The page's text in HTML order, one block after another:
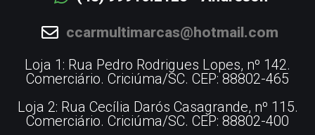
ccarmultimarcas@hotmail.com
Loja 1: Rua Pedro Rodrigues Lopes, nº 142.
Comerciário. Criciúma/SC. CEP: 88802-465
Loja 2: Rua Cecília Darós Casagrande, nº 115.
Comerciário. Criciúma/SC. CEP: 88802-400